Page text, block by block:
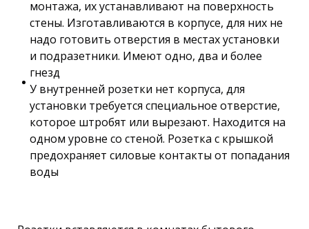
монтажа, их устанавливают на поверхность
стены. Изготавливаются в корпусе, для них не
надо готовить отверстия в местах установки
и подразетники. Имеют одно, два и более
гнезд
У внутренней розетки нет корпуса, для
установки требуется специальное отверстие,
которое штробят или вырезают. Находится на
одном уровне со стеной. Розетка с крышкой
предохраняет силовые контакты от попадания
воды